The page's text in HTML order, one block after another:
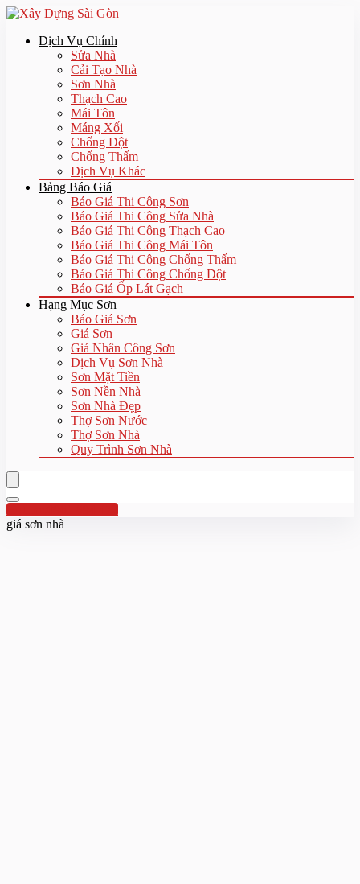
Dịch Vụ Chính
Sửa Nhà
Cải Tạo Nhà
Sơn Nhà
Thạch Cao
Mái Tôn
Máng Xối
Chống Dột
Chống Thấm
Dịch Vụ Khác
Bảng Báo Giá
Báo Giá Thi Công Sơn
Báo Giá Thi Công Sửa Nhà
Báo Giá Thi Công Thạch Cao
Báo Giá Thi Công Mái Tôn
Báo Giá Thi Công Chống Thấm
Báo Giá Thi Công Chống Dột
Báo Giá Ốp Lát Gạch
Hạng Mục Sơn
Báo Giá Sơn
Giá Sơn
Giá Nhân Công Sơn
Dịch Vụ Sơn Nhà
Sơn Mặt Tiền
Sơn Nền Nhà
Sơn Nhà Đẹp
Thợ Sơn Nước
Thợ Sơn Nhà
Quy Trình Sơn Nhà
Hotline:0961 894 472
giá sơn nhà